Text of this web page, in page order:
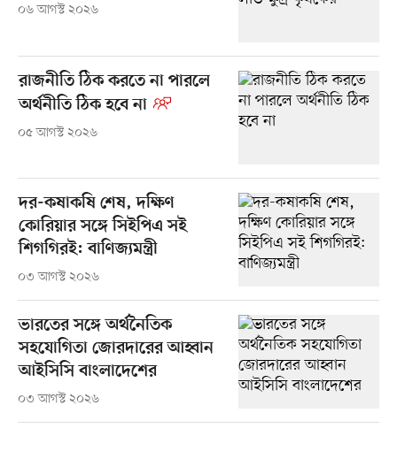
০৬ আগস্ট ২০২৬
রাজনীতি ঠিক করতে না পারলে
অর্থনীতি ঠিক হবে না
০৫ আগস্ট ২০২৬
দর-কষাকষি শেষ, দক্ষিণ
কোরিয়ার সঙ্গে সিইপিএ সই
শিগগিরই: বাণিজ্যমন্ত্রী
০৩ আগস্ট ২০২৬
ভারতের সঙ্গে অর্থনৈতিক
সহযোগিতা জোরদারের আহ্বান
আইসিসি বাংলাদেশের
০৩ আগস্ট ২০২৬